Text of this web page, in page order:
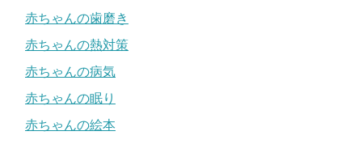
赤ちゃんの歯磨き
赤ちゃんの熱対策
赤ちゃんの病気
赤ちゃんの眠り
赤ちゃんの絵本